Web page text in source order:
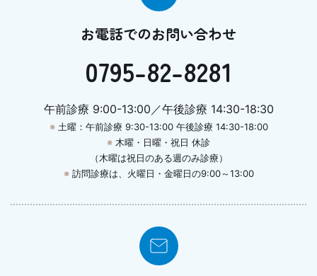
お電話でのお問い合わせ
0795-82-8281
午前診療 9:00-13:00／午後診療 14:30-18:30
※土曜：午前診療 9:30-13:00 午後診療 14:30-18:00
※ 木曜・日曜・祝日 休診
（木曜は祝日のある週のみ診療）
※訪問診療は、火曜日・金曜日の9:00～13:00